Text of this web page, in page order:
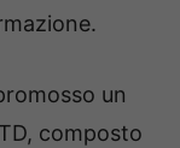
un
composto